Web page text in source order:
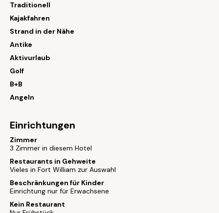
Traditionell
Kajakfahren
Strand in der Nähe
Antike
Aktivurlaub
Golf
B+B
Angeln
Einrichtungen
Zimmer
3 Zimmer in diesem Hotel
Restaurants in Gehweite
Vieles in Fort William zur Auswahl
Beschränkungen für Kinder
Einrichtung nur für Erwachsene
Kein Restaurant